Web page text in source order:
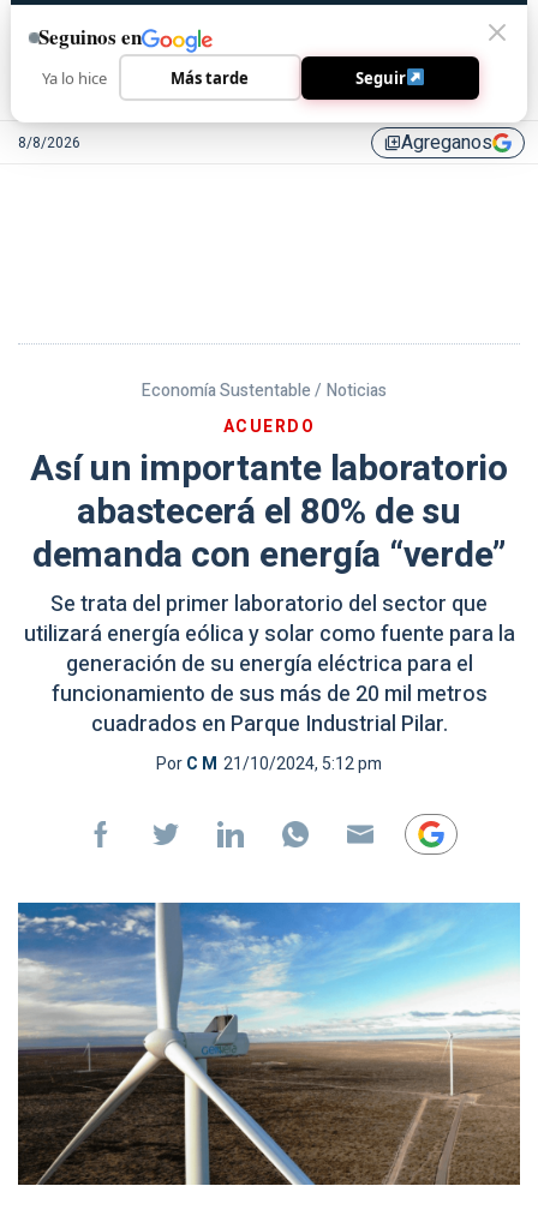
8/8/2026 library_addAgreganos
Economía Sustentable / Noticias
ACUERDO
Así un importante laboratorio
abastecerá el 80% de su
demanda con energía “verde”
Se trata del primer laboratorio del sector que
utilizará energía eólica y solar como fuente para la
generación de su energía eléctrica para el
funcionamiento de sus más de 20 mil metros
cuadrados en Parque Industrial Pilar.
PorC M 21/10/2024, 5:12 pm
Seguinos en
Ya lo hice Más tarde Seguir